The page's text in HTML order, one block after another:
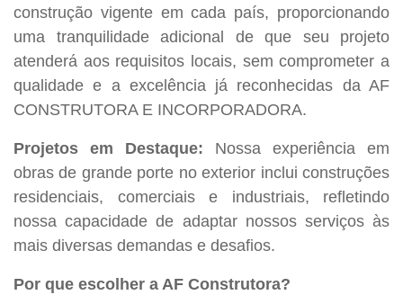
construção vigente em cada país, proporcionando
uma tranquilidade adicional de que seu projeto
atenderá aos requisitos locais, sem comprometer a
qualidade e a excelência já reconhecidas da AF
CONSTRUTORA E INCORPORADORA.
Projetos em Destaque: Nossa experiência em
obras de grande porte no exterior inclui construções
residenciais, comerciais e industriais, refletindo
nossa capacidade de adaptar nossos serviços às
mais diversas demandas e desafios.
Por que escolher a AF Construtora?